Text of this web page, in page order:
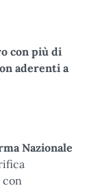
con più di
aderenti a
Nazionale
con